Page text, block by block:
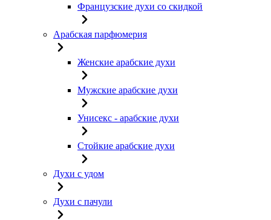
Французские духи со скидкой
Арабская парфюмерия
Женские арабские духи
Мужские арабские духи
Унисекс - арабские духи
Стойкие арабские духи
Духи с удом
Духи с пачули